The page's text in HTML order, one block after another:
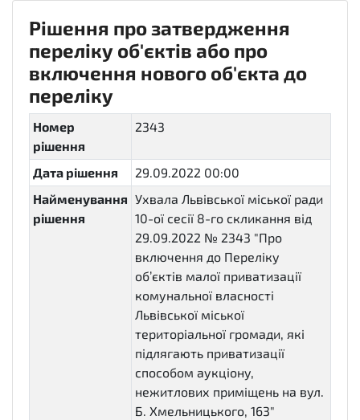
Рішення про затвердження
переліку об'єктів або про
включення нового об'єкта до
переліку
Номер
рішення
2343
Дата рішення
29.09.2022 00:00
Найменування
рішення
Ухвала Львівської міської ради
10-ої сесії 8-го скликання від
29.09.2022 № 2343 "Про
включення до Переліку
об’єктів малої приватизації
комунальної власності
Львівської міської
територіальної громади, які
підлягають приватизації
способом аукціону,
нежитлових приміщень на вул.
Б. Хмельницького, 163"